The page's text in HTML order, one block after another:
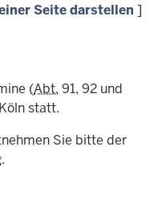
Seite darstellen ]
(Abt. 91, 92 und
statt.
Sie bitte der